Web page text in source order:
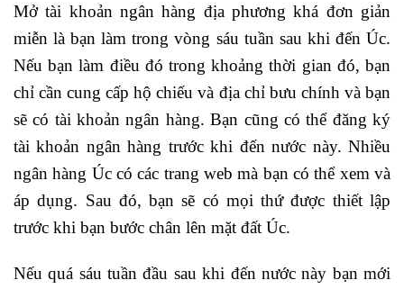
Mở tài khoản ngân hàng địa phương khá đơn giản
miễn là bạn làm trong vòng sáu tuần sau khi đến Úc.
Nếu bạn làm điều đó trong khoảng thời gian đó, bạn
chỉ cần cung cấp hộ chiếu và địa chỉ bưu chính và bạn
sẽ có tài khoản ngân hàng. Bạn cũng có thể đăng ký
tài khoản ngân hàng trước khi đến nước này. Nhiều
ngân hàng Úc có các trang web mà bạn có thể xem và
áp dụng. Sau đó, bạn sẽ có mọi thứ được thiết lập
trước khi bạn bước chân lên mặt đất Úc.
Nếu quá sáu tuần đầu sau khi đến nước này bạn mới